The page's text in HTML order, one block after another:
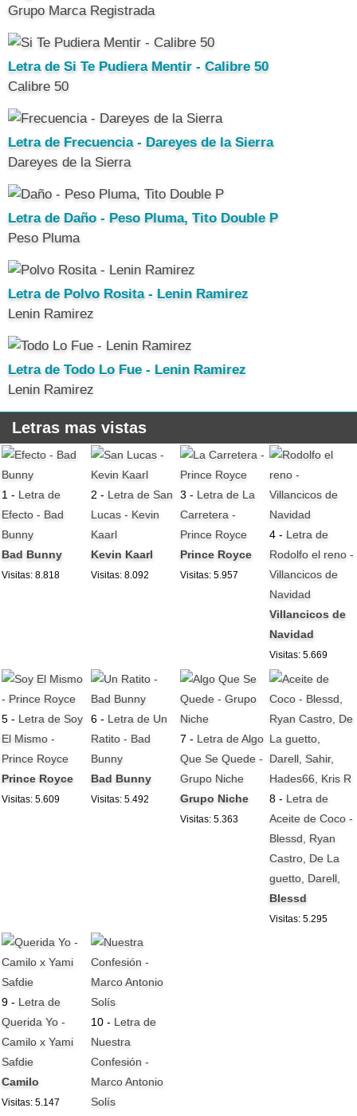
Grupo Marca Registrada
Letra de Si Te Pudiera Mentir - Calibre 50
Calibre 50
Letra de Frecuencia - Dareyes de la Sierra
Dareyes de la Sierra
Letra de Daño - Peso Pluma, Tito Double P
Peso Pluma
Letra de Polvo Rosita - Lenin Ramirez
Lenin Ramirez
Letra de Todo Lo Fue - Lenin Ramirez
Lenin Ramirez
Letras mas vistas
1 - Letra de
Efecto - Bad
Bunny
Bad Bunny
Visitas: 8.818
2 - Letra de San
Lucas - Kevin
Kaarl
Kevin Kaarl
Visitas: 8.092
3 - Letra de La
Carretera -
Prince Royce
Prince Royce
Visitas: 5.957
4 - Letra de
Rodolfo el reno -
Villancicos de
Navidad
Villancicos de
Navidad
Visitas: 5.669
5 - Letra de Soy
El Mismo -
Prince Royce
Prince Royce
Visitas: 5.609
6 - Letra de Un
Ratito - Bad
Bunny
Bad Bunny
Visitas: 5.492
7 - Letra de Algo
Que Se Quede -
Grupo Niche
Grupo Niche
Visitas: 5.363
8 - Letra de
Aceite de Coco -
Blessd, Ryan
Castro, De La
guetto, Darell,
Blessd
Visitas: 5.295
9 - Letra de
Querida Yo -
Camilo x Yami
Safdie
Camilo
Visitas: 5.147
10 - Letra de
Nuestra
Confesión -
Marco Antonio
Solís